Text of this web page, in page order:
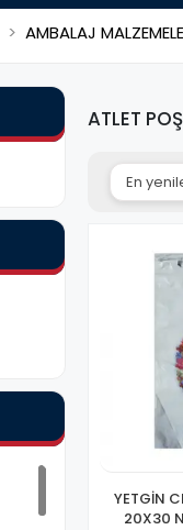
AMBALAJ
ATLET
YETGİN
20X30